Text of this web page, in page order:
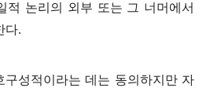
적 논리의 외부 또는 그 너머에서
다.
구성적이라는 데는 동의하지만 자